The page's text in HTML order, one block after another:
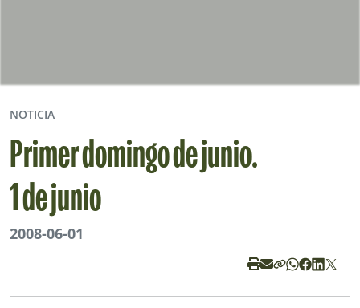
NOTICIA
Primer domingo de junio.
1 de junio
2008-06-01